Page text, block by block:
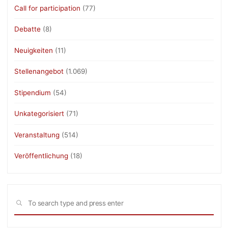
Call for participation (77)
Debatte (8)
Neuigkeiten (11)
Stellenangebot (1.069)
Stipendium (54)
Unkategorisiert (71)
Veranstaltung (514)
Veröffentlichung (18)
SEARCH